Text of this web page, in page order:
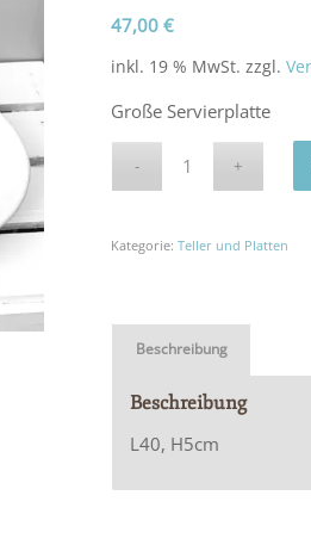
47,00€
inkl. 19 % MwSt. zzgl.
Große Servierplatte
Kategorie:Teller und Platten
Beschreibung
Beschreibung
L40, H5cm